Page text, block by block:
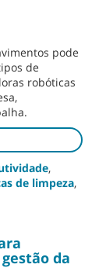
pode
de
robóticas
,
de limpeza,
da